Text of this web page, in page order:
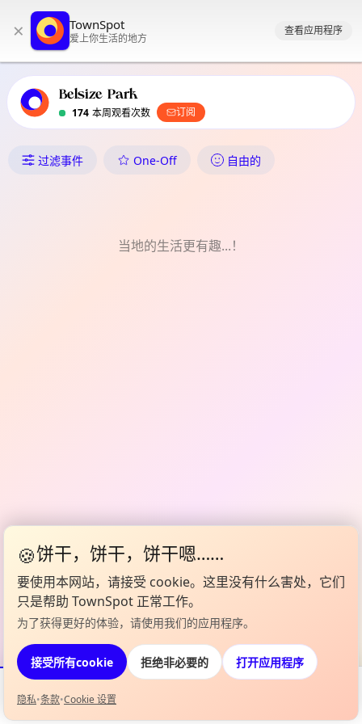
主导航
当地活动内容
× TownSpot
爱上你生活的地方
查看应用程序
Belsize Park
174 本周观看次数 订阅
Belsize Park 中发生了什么
过滤事件 One-Off 自由的
当地的生活更有趣...！
活动
🍪饼干，饼干，饼干嗯……
要使用本网站，请接受 cookie。这里没有什么害处，它们
只是帮助 TownSpot 正常工作。
为了获得更好的体验，请使用我们的应用程序。
接受所有cookie 拒绝非必要的 打开应用程序
隐私•条款•Cookie 设置